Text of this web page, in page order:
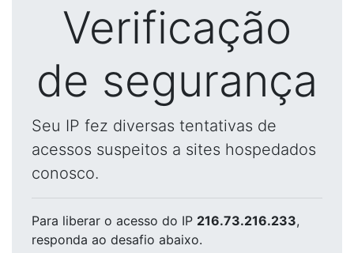
Verificação
de segurança
Seu IP fez diversas tentativas de
acessos suspeitos a sites hospedados
conosco.
Para liberar o acesso do IP 216.73.216.233,
responda ao desafio abaixo.